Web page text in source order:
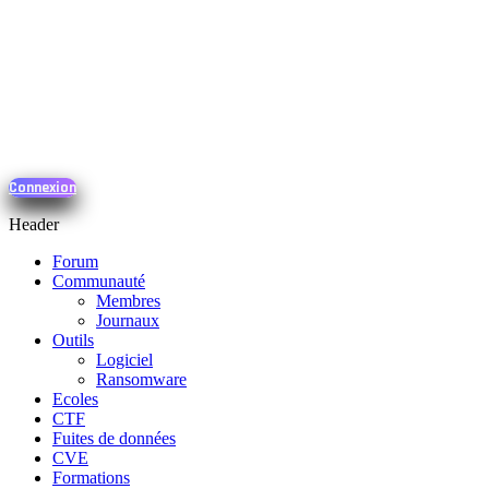
Connexion
Header
Forum
Communauté
Membres
Journaux
Outils
Logiciel
Ransomware
Ecoles
CTF
Fuites de données
CVE
Formations